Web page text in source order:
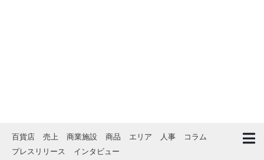
百貨店 売上 商業施設 商品 エリア 人事
コラム
プレスリリース
インタビュー